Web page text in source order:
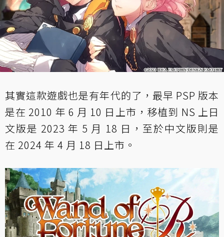
其實這款遊戲也是有年代的了，最早 PSP 版本
是在 2010 年 6 月 10 日上市，移植到 NS 上日
文版是 2023 年 5 月 18 日，至於中文版則是
在 2024 年 4 月 18 日上市。